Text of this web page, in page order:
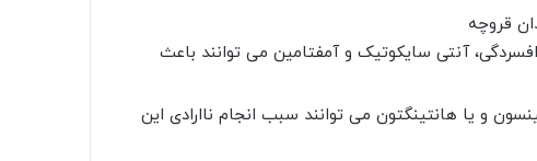
آنتی سایکوتیک و آمفتامین می توانند باعث
و یا هانتینگتون می توانند سبب انجام ناارادی این